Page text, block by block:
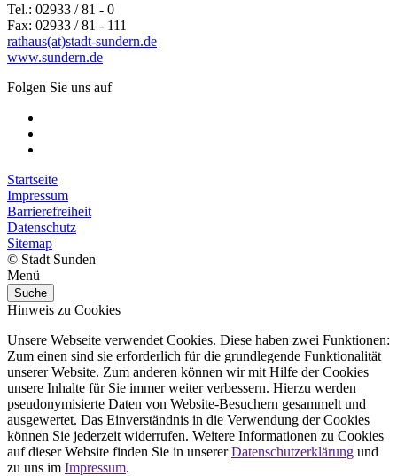
Tel.: 02933 / 81 - 0
Fax: 02933 / 81 - 111
rathaus(at)stadt-sundern.de
www.sundern.de
Folgen Sie uns auf
Startseite
Impressum
Barrierefreiheit
Datenschutz
Sitemap
© Stadt Sunden
Menü
Suche
Hinweis zu Cookies
Unsere Webseite verwendet Cookies. Diese haben zwei Funktionen:
Zum einen sind sie erforderlich für die grundlegende Funktionalität
unserer Website. Zum anderen können wir mit Hilfe der Cookies
unsere Inhalte für Sie immer weiter verbessern. Hierzu werden
pseudonymisierte Daten von Website-Besuchern gesammelt und
ausgewertet. Das Einverständnis in die Verwendung der Cookies
können Sie jederzeit widerrufen. Weitere Informationen zu Cookies
auf dieser Website finden Sie in unsererDatenschutzerklärung und
zu uns im Impressum.